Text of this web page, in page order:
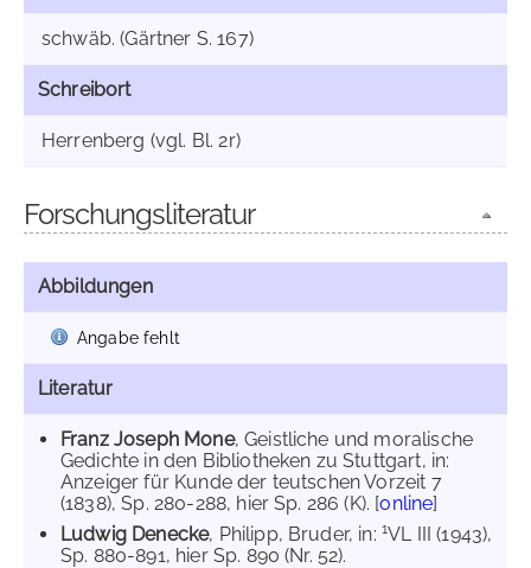
schwäb. (Gärtner S. 167)
Schreibort
Herrenberg (vgl. Bl. 2r)
Forschungsliteratur
Abbildungen
Angabe fehlt
Literatur
Franz Joseph Mone, Geistliche und moralische
Gedichte in den Bibliotheken zu Stuttgart, in:
Anzeiger für Kunde der teutschen Vorzeit 7
(1838), Sp. 280-288, hier Sp. 286 (K). [online]
Ludwig Denecke, Philipp, Bruder, in: 1VL III (1943),
Sp. 880-891, hier Sp. 890 (Nr. 52).